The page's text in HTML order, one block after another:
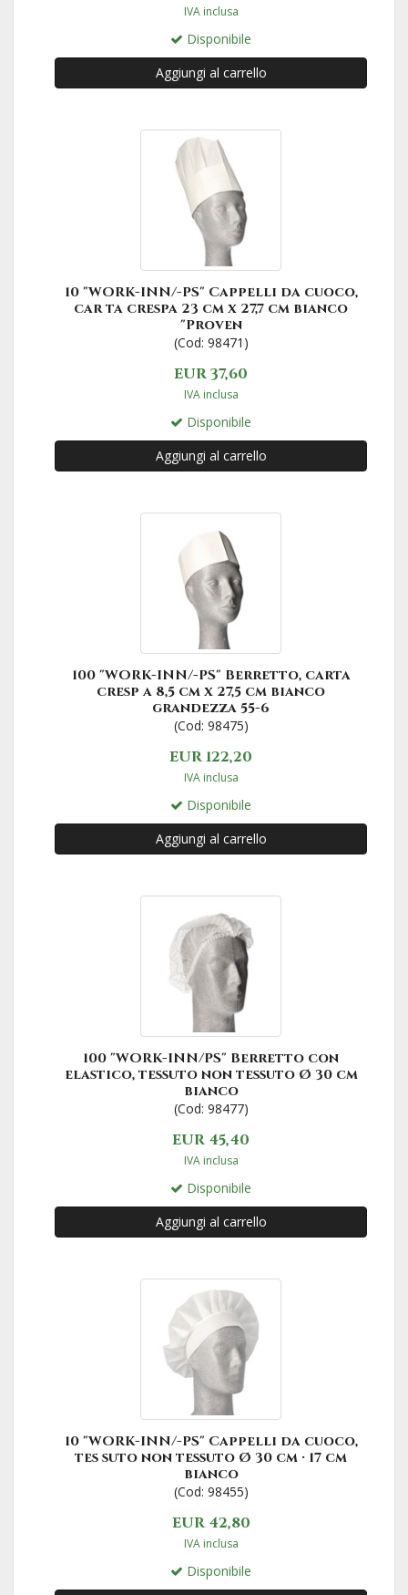
IVA inclusa
Disponibile
Aggiungi al carrello
10 "WORK-INN/-PS" Cappelli da cuoco,
car ta crespa 23 cm x 27,7 cm bianco
"Proven
(Cod: 98471)
EUR 37,60
IVA inclusa
Disponibile
Aggiungi al carrello
100 "WORK-INN/-PS" Berretto, carta
cresp a 8,5 cm x 27,5 cm bianco
grandezza 55-6
(Cod: 98475)
EUR 122,20
IVA inclusa
Disponibile
Aggiungi al carrello
100 "WORK-INN/PS" Berretto con
elastico, tessuto non tessuto Ø 30 cm
bianco
(Cod: 98477)
EUR 45,40
IVA inclusa
Disponibile
Aggiungi al carrello
10 "WORK-INN/-PS" Cappelli da cuoco,
tes suto non tessuto Ø 30 cm · 17 cm
bianco
(Cod: 98455)
EUR 42,80
IVA inclusa
Disponibile